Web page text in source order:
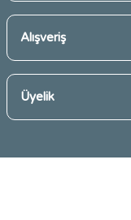
Alışveriş
Üyelik